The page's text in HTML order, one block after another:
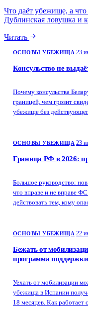
Что даёт убежище, а
Дублинская ловушка и
Читать
ОСНОВЫ УБЕЖИЩА 23
Консульство не
Почему консульства
границей, чем грозит
убежище без
ОСНОВЫ УБЕЖИЩА 23
Граница РФ в 2026:
Большое руководство:
что вправе и не вправе
действовать тем, кому
ОСНОВЫ УБЕЖИЩА 22
Бежать от
программа
Уехать от мобилизации
убежища в Испании
18 месяцев. Как работает